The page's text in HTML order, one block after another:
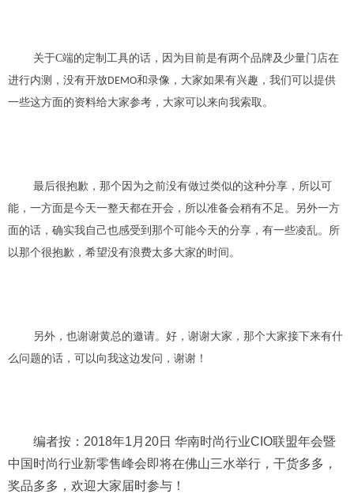
关于C端的定制工具的话，因为目前是有两个品牌及少量门店在
进行内测，没有开放DEMO和录像，大家如果有兴趣，我们可以提供
一些这方面的资料给大家参考，大家可以来向我索取。
最后很抱歉，那个因为之前没有做过类似的这种分享，所以可
能 ， 一方面是今天一整天都在开会，所以准备会稍有不足。另外一方
面的话，确实我自己也感受到那个可能今天的分享，有一些凌乱。所
以那个很抱歉 ， 希望没有浪费太多大家的时间。
另外，也谢谢黄总的邀请。好，谢谢大家 ， 那个大家接下来有什
么问题的话，可以向我这边发问 ，谢谢！
编者按：2018年1月20日 华南时尚行业CIO联盟年会暨
中国时尚行业新零售峰会即将在佛山三水举行，干货多多，
奖品多多，欢迎大家届时参与！